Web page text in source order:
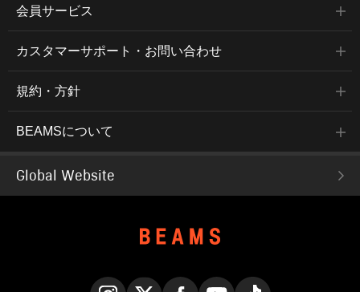
会員サービス
カスタマーサポート・お問い合わせ
規約・方針
BEAMSについて
Global Website